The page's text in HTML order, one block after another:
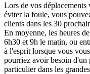
Lors de vos déplacements
éviter la foule, vous
clients dans les 30
En moyenne, les heures
6h30 et 9h le matin, ou
à l'esprit lorsque vous
pourriez avoir besoin d'un
particulier dans les